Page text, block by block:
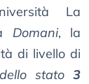
La
Domani, la
di livello di
stato 3